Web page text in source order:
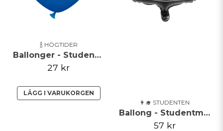
🍾 HÖGTIDER
Ballonger - Studentmössa - 8-pack
27 kr
LÄGG I VARUKORGEN
👩‍🎓 STUDENTEN
Ballong - Studentmössa
57 kr